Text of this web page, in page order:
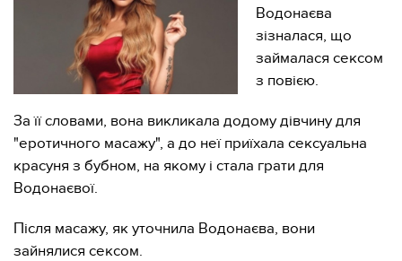
Водонаєва
зізналася, що
займалася сексом
з повією.
За її словами, вона викликала додому дівчину для
"еротичного масажу", а до неї приїхала сексуальна
красуня з бубном, на якому і стала грати для
Водонаєвої.
Після масажу, як уточнила Водонаєва, вони
зайнялися сексом.